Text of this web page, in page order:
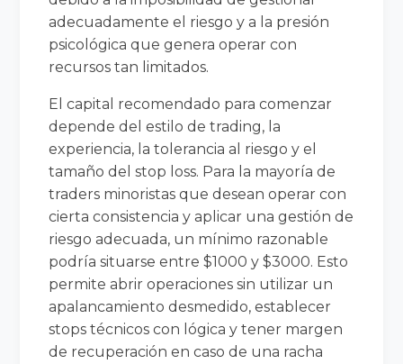
adecuadamente el riesgo y a la presión
psicológica que genera operar con
recursos tan limitados.
El capital recomendado para comenzar
depende del estilo de trading, la
experiencia, la tolerancia al riesgo y el
tamaño del stop loss. Para la mayoría de
traders minoristas que desean operar con
cierta consistencia y aplicar una gestión de
riesgo adecuada, un mínimo razonable
podría situarse entre $1000 y $3000. Esto
permite abrir operaciones sin utilizar un
apalancamiento desmedido, establecer
stops técnicos con lógica y tener margen
de recuperación en caso de una racha